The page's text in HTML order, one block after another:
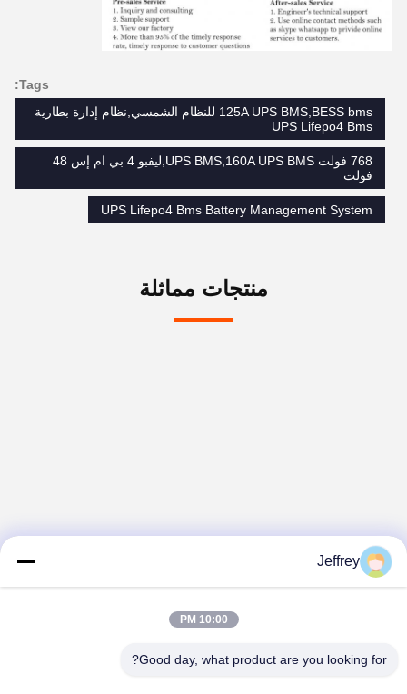
Tags:
125A UPS BMS,BESS bms للنظام الشمسي,نظام إدارة بطارية
UPS Lifepo4 Bms
768 فولت UPS BMS,160A UPS BMS,ليفبو 4 بي ام إس 48
فولت
UPS Lifepo4 Bms Battery Management System
منتجات مماثلة
Jeffrey
10:00 PM
Good day, what product are you looking for?